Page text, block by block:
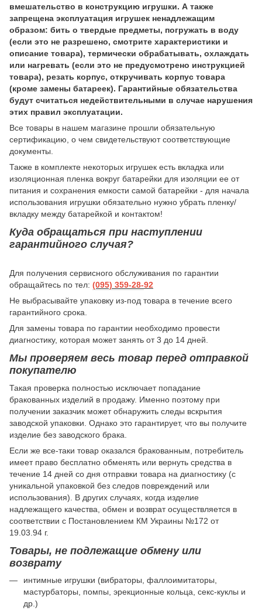
вмешательство в конструкцию игрушки. А также
запрещена эксплуатация игрушек ненадлежащим
образом: бить о твердые предметы, погружать в воду
(если это не разрешено, смотрите характеристики и
описание товара), термически обрабатывать, охлаждать
или нагревать (если это не предусмотрено инструкцией
товара), резать корпус, откручивать корпус товара
(кроме замены батареек). Гарантийные обязательства
будут считаться недействительными в случае нарушения
этих правил эксплуатации.
Все товары в нашем магазине прошли обязательную
сертификацию, о чем свидетельствуют соответствующие
документы.
Также в комплекте некоторых игрушек есть вкладка или
изоляционная пленка вокруг батарейки для изоляции ее от
питания и сохранения емкости самой батарейки - для начала
использования игрушки обязательно нужно убрать пленку/
вкладку между батарейкой и контактом!
Куда обращаться при наступлении
гарантийного случая?
Для получения сервисного обслуживания по гарантии
обращайтесь по тел: (095) 359-28-92
Не выбрасывайте упаковку из-под товара в течение всего
гарантийного срока.
Для замены товара по гарантии необходимо провести
диагностику, которая может занять от 3 до 14 дней.
Мы проверяем весь товар перед отправкой
покупателю
Такая проверка полностью исключает попадание
бракованных изделий в продажу. Именно поэтому при
получении заказчик может обнаружить следы вскрытия
заводской упаковки. Однако это гарантирует, что вы получите
изделие без заводского брака.
Если же все-таки товар оказался бракованным, потребитель
имеет право бесплатно обменять или вернуть средства в
течение 14 дней со дня отправки товара на диагностику (с
уникальной упаковкой без следов повреждений или
использования). В других случаях, когда изделие
надлежащего качества, обмен и возврат осуществляется в
соответствии с Постановлением КМ Украины №172 от
19.03.94 г.
Товары, не подлежащие обмену или
возврату
интимные игрушки (вибраторы, фаллоимитаторы,
мастурбаторы, помпы, эрекционные кольца, секс-куклы и
др.)